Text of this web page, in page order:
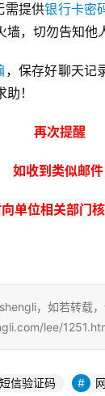
需提供银行卡密
，切勿告知他
，保存好聊天记
！
再次提醒
如收到类似邮件
单位相关部门核
，如若转载，
lee/
短信验证码